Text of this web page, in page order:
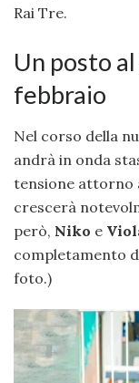
Rai Tre.
Un posto
febbraio
Nel corso della
andrà in onda
tensione attorno
crescerà
però, Niko e
completamento
foto.)